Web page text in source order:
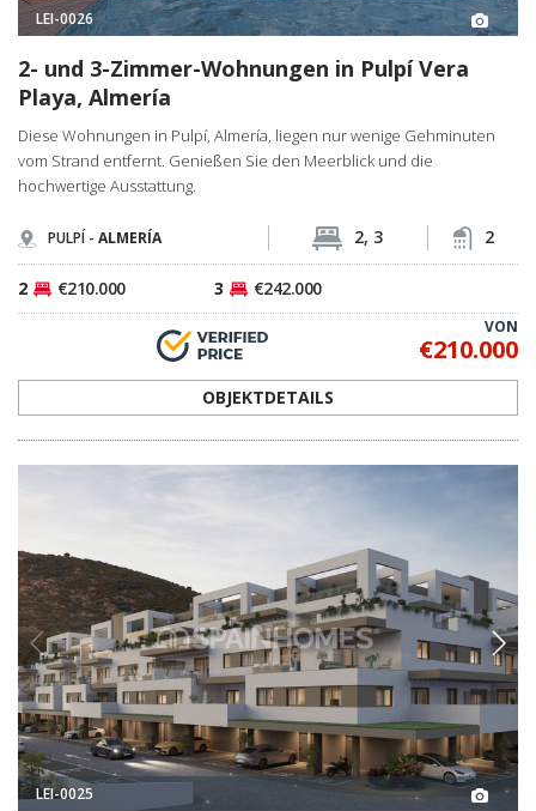
LEI-0026
2- und 3-Zimmer-Wohnungen in Pulpí Vera
Playa, Almería
Diese Wohnungen in Pulpí, Almería, liegen nur wenige Gehminuten
vom Strand entfernt. Genießen Sie den Meerblick und die
hochwertige Ausstattung.
PULPÍ - ALMERÍA 2, 3 2
2 €210.000 3 €242.000
VON
€210.000
OBJEKTDETAILS
LEI-0025